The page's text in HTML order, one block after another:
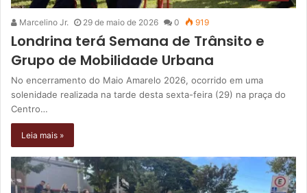
Marcelino Jr. 29 de maio de 2026 0 919
Londrina terá Semana de Trânsito e
Grupo de Mobilidade Urbana
No encerramento do Maio Amarelo 2026, ocorrido em uma
solenidade realizada na tarde desta sexta-feira (29) na praça do
Centro…
Leia mais »